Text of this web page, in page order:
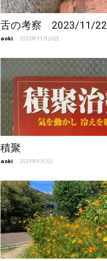
究
舌の考察 2023/11/22
aoki - 2023年11月26日
積聚
aoki - 2023年9月3日